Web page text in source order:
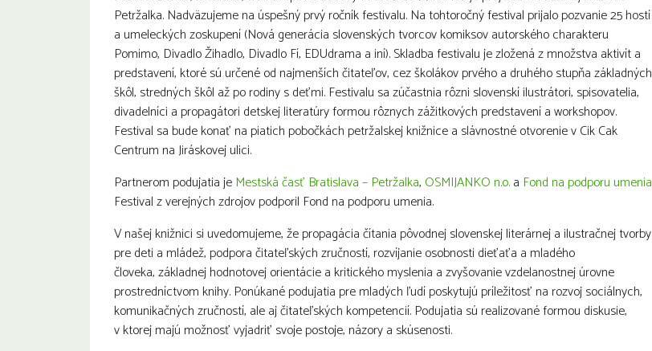
Petržalka. Nadväzujeme na úspešný prvý ročník festivalu. Na tohtoročný festival prijalo pozvanie 25 hostí
a umeleckých zoskupení (Nová generácia slovenských tvorcov komiksov autorského charakteru
Pomimo, Divadlo Žihadlo, Divadlo Fí, EDUdrama a iní). Skladba festivalu je zložená z množstva aktivít a
predstavení, ktoré sú určené od najmenších čitateľov, cez školákov prvého a druhého stupňa základných
škôl, stredných škôl až po rodiny s deťmi. Festivalu sa zúčastnia rôzni slovenskí ilustrátori, spisovatelia,
divadelníci a propagátori detskej literatúry formou rôznych zážitkových predstavení a workshopov.
Festival sa bude konať na piatich pobočkách petržalskej knižnice a slávnostné otvorenie v Cik Cak
Centrum na Jiráskovej ulici.
Partnerom podujatia je Mestská časť Bratislava – Petržalka, OSMIJANKO n.o.a Fond na podporu umenia
Festival z verejných zdrojov podporil Fond na podporu umenia.
V našej knižnici si uvedomujeme, že propagácia čítania pôvodnej slovenskej literárnej a ilustračnej tvorby
pre deti a mládež, podpora čitateľských zručností, rozvíjanie osobnosti dieťaťa a mladého
človeka, základnej hodnotovej orientácie a kritického myslenia a zvyšovanie vzdelanostnej úrovne
prostredníctvom knihy. Ponúkané podujatia pre mladých ľudí poskytujú príležitosť na rozvoj sociálnych,
komunikačných zručností, ale aj čitateľských kompetencií. Podujatia sú realizované formou diskusie,
v ktorej majú možnosť vyjadriť svoje postoje, názory a skúsenosti.